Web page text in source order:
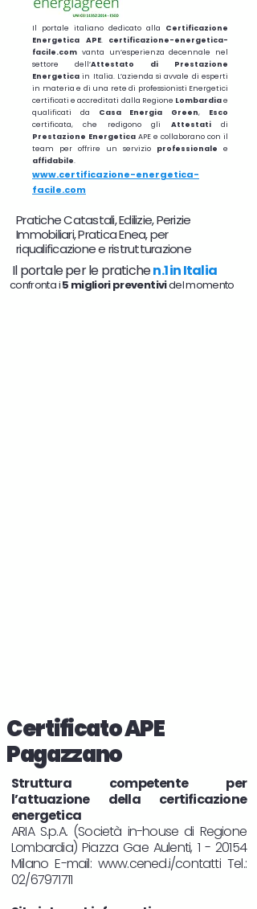
Il portale italiano dedicato alla Certificazione
Energetica APE. certificazione-energetica-
facile.com vanta un’esperienza decennale nel
settore dell’Attestato di Prestazione
Energetica in Italia. L’azienda si avvale di esperti
in materia e di una rete di professionisti Energetici
certificati e accreditati dalla Regione Lombardiae
qualificati da
Casa Energia Green, Esco
certificata, che redigono gli Attestatidi
Prestazione Energetica APE e collaborano con il
team per offrire un servizio professionale e
affidabile.
www.certificazione-energetica-
facile.com
Pratiche Catastali, Edilizie, Perizie
Immobiliari, Pratica Enea, per
riqualificazione e ristrutturazione
Il portale per le pratichen.1 in Italia
confronta i5 migliori preventividel momento
Certificato APE
Pagazzano
Struttura competente per
l’attuazione della certificazione
energetica
ARIA S.p.A. (Società in-house di Regione
Lombardia) Piazza Gae Aulenti, 1 - 20154
Milano E-mail: www.cened.i/contattiTel.:
02/67971711